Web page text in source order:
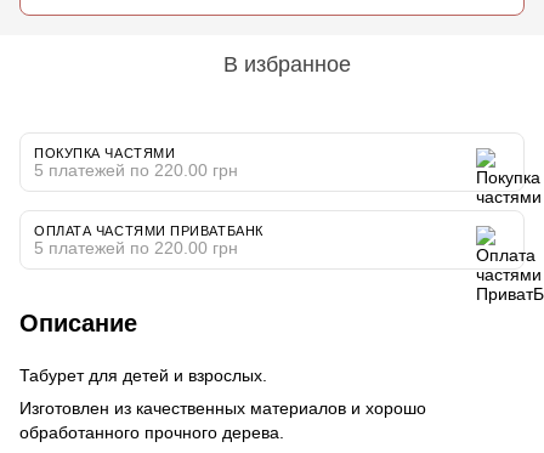
В избранное
ПОКУПКА ЧАСТЯМИ
5 платежей по 220.00 грн
ОПЛАТА ЧАСТЯМИ ПРИВАТБАНК
5 платежей по 220.00 грн
Описание
Табурет для детей и взрослых.
Изготовлен из качественных материалов и хорошо
обработанного прочного дерева.